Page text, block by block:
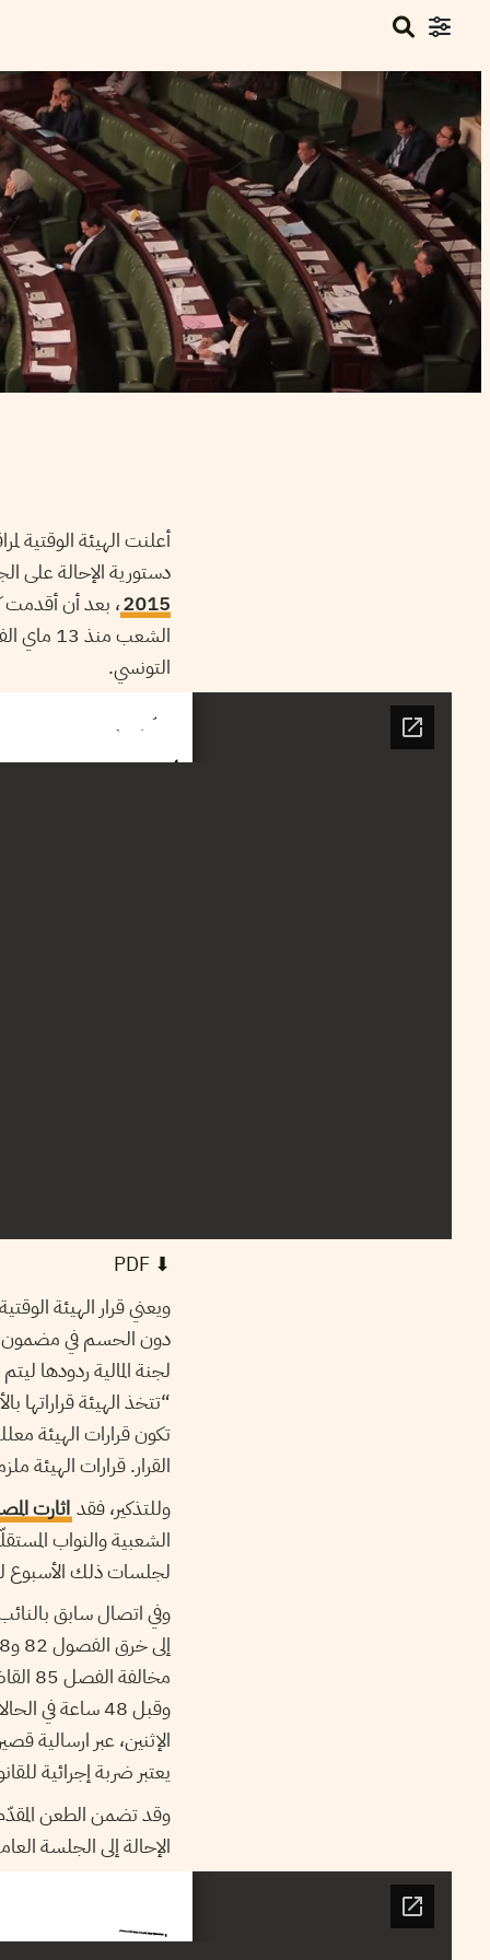
دستورية الإحالة على
2015، بعد أن أقدمت
الشعب
التونسي.
⬇︎ PDF
ويعني قرار الهيئة
دون الحسم في مضمون
“تتخذ الهيئة قراراتها
تكون قرارات الهيئة
القرار. قرارات الهيئة
وللتذكير، فقد اثارت
الشعبية والنواب
لجلسات ذلك الأسبوع
وفي اتصال سابق
وقبل 48 ساعة
الإثنين، عبر ارسالية
يعتبر ضربة إجرائية
وقد تضمن الطعن المقدّم
الإحالة إلى الجلسة